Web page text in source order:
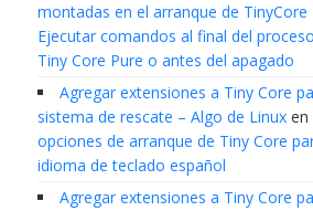
montadas en el arranque de TinyCore
Ejecutar comandos al final del
Tiny Core Pure o antes del apagado
Agregar extensiones a Tiny Core
sistema de rescate – Algo de Linuxen
opciones de arranque de Tiny Core
idioma de teclado español
Agregar extensiones a Tiny Core